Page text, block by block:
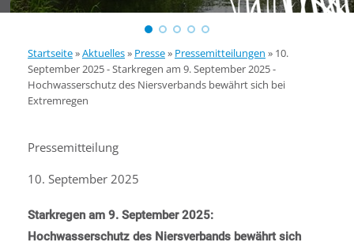
Startseite»Aktuelles» Presse» Pressemitteilungen » 10.
September 2025 - Starkregen am 9. September 2025 -
Hochwasserschutz des Niersverbands bewährt sich bei
Extremregen
Pressemitteilung
10. September 2025
Starkregen am 9. September 2025:
Hochwasserschutz des Niersverbands bewährt sich